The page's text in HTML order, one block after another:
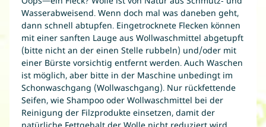
Wasserabweisend. Wenn doch mal was daneben geht,
dann schnell abtupfen. Eingetrocknete Flecken können
mit einer sanften Lauge aus Wollwaschmittel abgetupft
(bitte nicht an der einen Stelle rubbeln) und/oder mit
einer Bürste vorsichtig entfernt werden. Auch Waschen
ist möglich, aber bitte in der Maschine unbedingt im
Schonwaschgang (Wollwaschgang). Nur rückfettende
Seifen, wie Shampoo oder Wollwaschmittel bei der
Reinigung der Filzprodukte einsetzen, damit der